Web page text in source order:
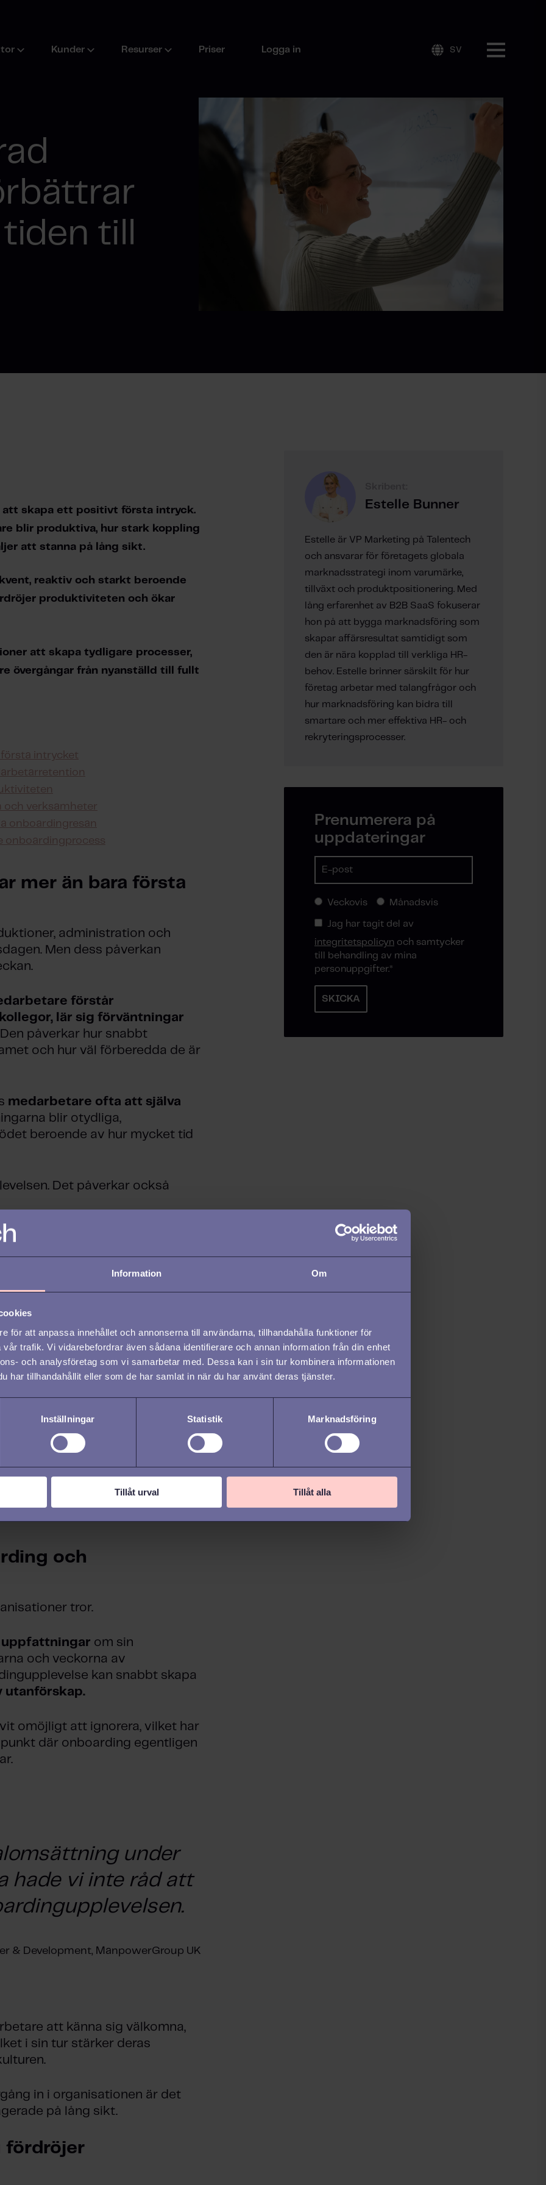
Information Om
för att anpassa innehållet och annonserna till användarna, tillhandahålla funktioner för
trafik. Vi vidarebefordrar även sådana identifierare och annan information från din enhet
och analysföretag som vi samarbetar med. Dessa kan i sin tur kombinera informationen
har tillhandahållit eller som de har samlat in när du har använt deras tjänster.
Inställningar Statistik Marknadsföring
Tillåt urval Tillåt alla
Kunder Resurser Priser Logga in SV
till
att skapa ett positivt första intryck.
blir produktiva, hur stark koppling
att stanna på lång sikt.
reaktiv och starkt beroende
produktiviteten och ökar
att skapa tydligare processer,
övergångar från nyanställd till fullt
intrycket
och verksamheter
onboardingresan
onboardingprocess
mer än bara första
administration och
Men dess påverkan
förstår
lär sig förväntningar
Den påverkar hur snabbt
och hur väl förberedda de är
medarbetare ofta att själva
blir otydliga,
beroende av hur mycket tid
Det påverkar också
och
tror.
uppfattningar om sin
och veckorna av
kan snabbt skapa
utanförskap.
omöjligt att ignorera, vilket har
där onboarding egentligen
under
hade vi inte råd att
& Development, ManpowerGroup UK
att känna sig välkomna,
i sin tur stärker deras
in i organisationen är det
på lång sikt.
fördröjer
Estelle Bunner
Estelle är VP Marketing på Talentech
och ansvarar för företagets globala
marknadsstrategi inom varumärke,
tillväxt och produktpositionering. Med
lång erfarenhet av B2B SaaS fokuserar
hon på att bygga marknadsföring som
skapar affärsresultat samtidigt som
den är nära kopplad till verkliga HR-
behov. Estelle brinner särskilt för hur
företag arbetar med talangfrågor och
hur marknadsföring kan bidra till
smartare och mer effektiva HR- och
rekryteringsprocesser.
Prenumerera på
uppdateringar
Veckovis Månadsvis
Jag har tagit del av
integritetspolicyn och samtycker
till behandling av mina
personuppgifter.*